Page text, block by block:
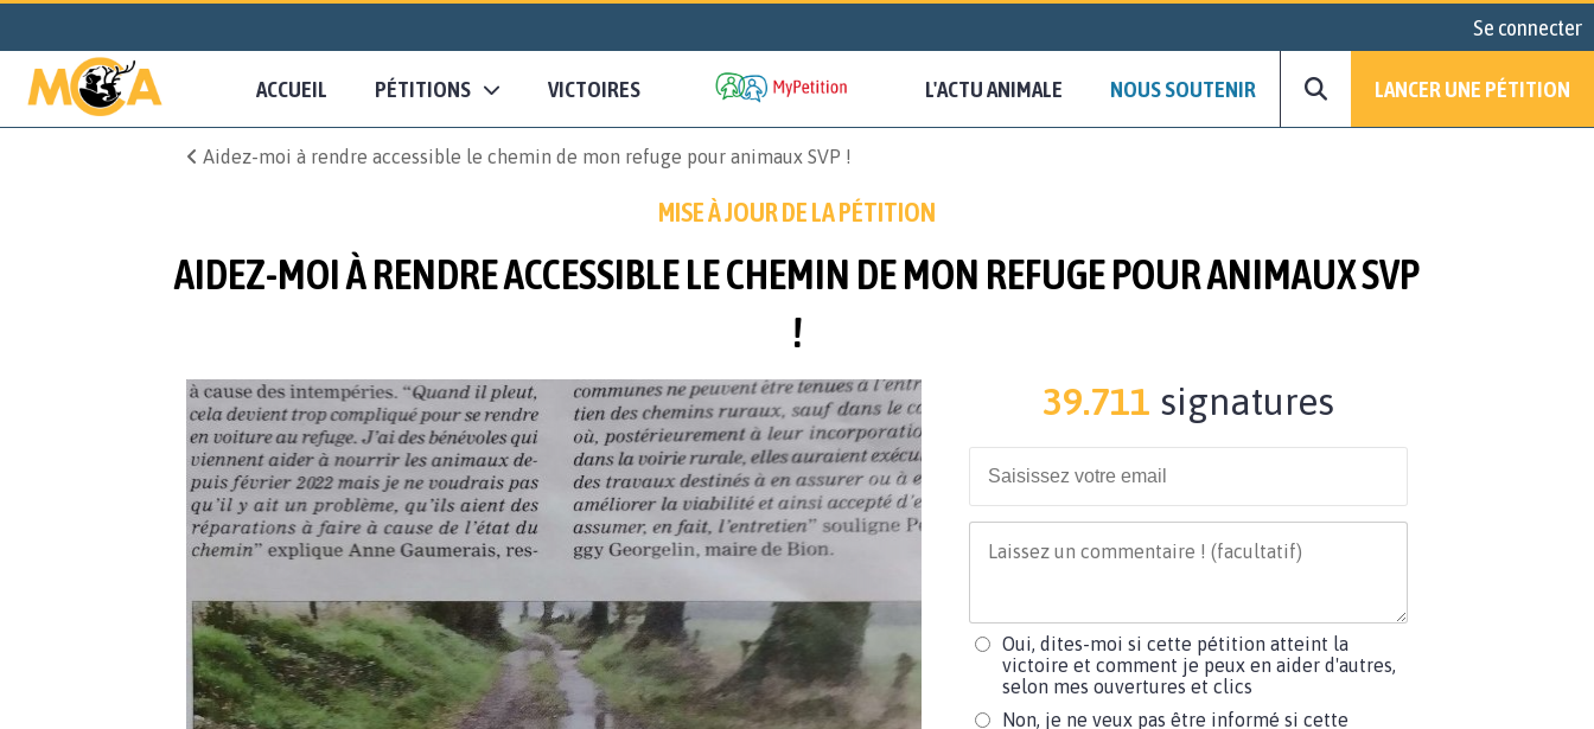
Se connecter
ACCUEIL PÉTITIONS VICTOIRES L'ACTU ANIMALE NOUS SOUTENIR LANCER UNE PÉTITION
Aidez-moi à rendre accessible le chemin de mon refuge pour animaux SVP !
MISE À JOUR DE LA PÉTITION
AIDEZ-MOI À RENDRE ACCESSIBLE LE CHEMIN DE MON REFUGE POUR ANIMAUX SVP
!
39.711 signatures
Oui, dites-moi si cette pétition atteint la
victoire et comment je peux en aider d'autres,
selon mes ouvertures et clics
Non, je ne veux pas être informé si cette